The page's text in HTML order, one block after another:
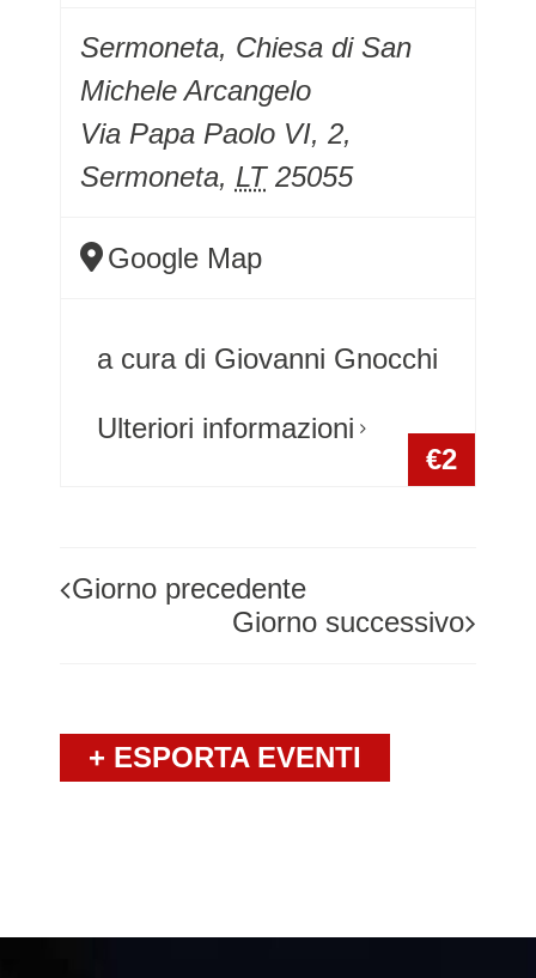
€2
Sermoneta, Chiesa di San
Michele Arcangelo
Via Papa Paolo VI, 2,
Sermoneta, LT 25055
Google Map
a cura di Giovanni Gnocchi
Ulteriori informazioni
Giorno precedente
Giorno successivo
+ ESPORTA EVENTI